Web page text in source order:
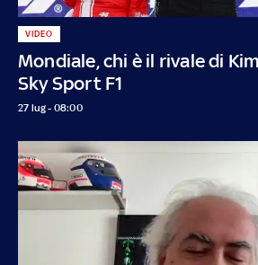
Mondiale, chi è il rivale di
Sky Sport F1
VIDEO
27 lug - 08:00